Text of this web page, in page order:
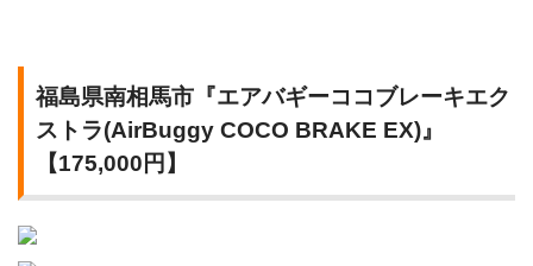
福島県南相馬市『エアバギーココブレーキエク
ストラ(AirBuggy COCO BRAKE EX)』
【175,000円】